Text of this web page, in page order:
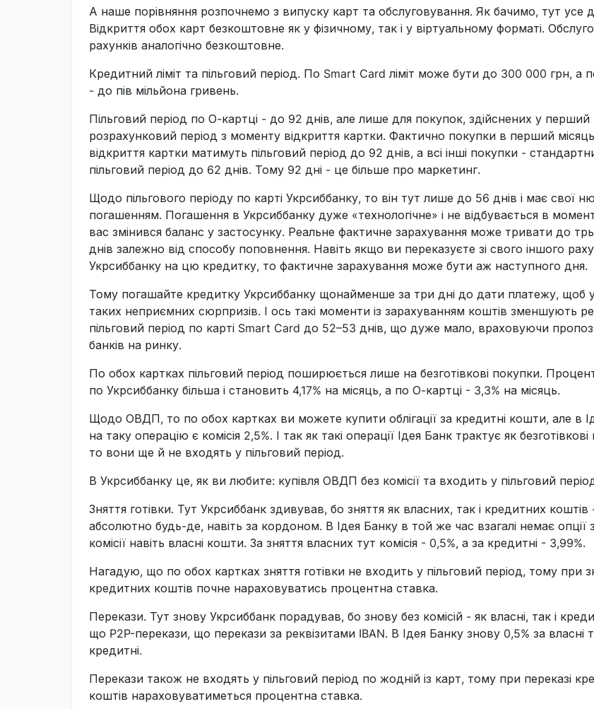
А наше порівняння розпочнемо з випуску карт та обслуговування. Як бачимо, тут усе
Відкриття обох карт безкоштовне як у фізичному, так і у віртуальному форматі.
рахунків аналогічно безкоштовне.
Кредитний ліміт та пільговий період. По Smart Card ліміт може бути до 300 000 грн, а
- до пів мільйона гривень.
Пільговий період по О-картці - до 92 днів, але лише для покупок, здійснених у перший
розрахунковий період з моменту відкриття картки. Фактично покупки в перший
відкриття картки матимуть пільговий період до 92 днів, а всі інші покупки -
пільговий період до 62 днів. Тому 92 дні - це більше про маркетинг.
Щодо пільгового періоду по карті Укрсиббанку, то він тут лише до 56 днів і має свої
погашенням. Погашення в Укрсиббанку дуже «технологічне» і не відбувається в
вас змінився баланс у застосунку. Реальне фактичне зарахування може тривати до
днів залежно від способу поповнення. Навіть якщо ви переказуєте зі свого іншого
Укрсиббанку на цю кредитку, то фактичне зарахування може бути аж наступного дня.
Тому погашайте кредитку Укрсиббанку щонайменше за три дні до дати платежу, щоб
таких неприємних сюрпризів. І ось такі моменти із зарахуванням коштів зменшують
пільговий період по карті Smart Card до 52–53 днів, що дуже мало, враховуючи
банків на ринку.
По обох картках пільговий період поширюється лише на безготівкові покупки.
по Укрсиббанку більша і становить 4,17% на місяць, а по О-картці - 3,3% на місяць.
Щодо ОВДП, то по обох картках ви можете купити облігації за кредитні кошти, але в
на таку операцію є комісія 2,5%. І так як такі операції Ідея Банк трактує як
то вони ще й не входять у пільговий період.
В Укрсиббанку це, як ви любите: купівля ОВДП без комісії та входить у пільговий
Зняття готівки. Тут Укрсиббанк здивував, бо зняття як власних, так і кредитних коштів -
абсолютно будь-де, навіть за кордоном. В Ідея Банку в той же час взагалі немає опції
комісії навіть власні кошти. За зняття власних тут комісія - 0,5%, а за кредитні - 3,99%.
Нагадую, що по обох картках зняття готівки не входить у пільговий період, тому при
кредитних коштів почне нараховуватись процентна ставка.
Перекази. Тут знову Укрсиббанк порадував, бо знову без комісій - як власні, так і
що P2P-перекази, що перекази за реквізитами IBAN. В Ідея Банку знову 0,5% за власні
кредитні.
Перекази також не входять у пільговий період по жодній із карт, тому при переказі
коштів нараховуватиметься процентна ставка.